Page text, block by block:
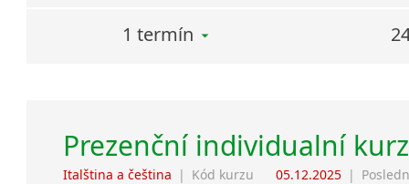
1 termín
Prezenční individualní
Italština a čeština | Kód kurzu 05.12.2025 |